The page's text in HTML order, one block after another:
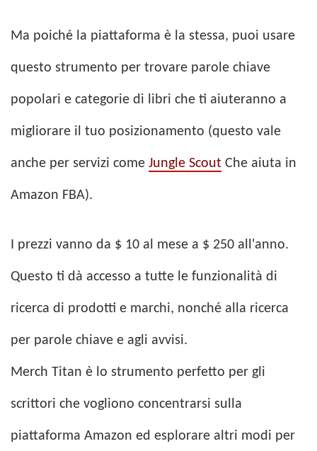
Ma poiché la piattaforma è la stessa, puoi usare
questo strumento per trovare parole chiave
popolari e categorie di libri che ti aiuteranno a
migliorare il tuo posizionamento (questo vale
anche per servizi come Jungle Scout Che aiuta in
Amazon FBA).
I prezzi vanno da $ 10 al mese a $ 250 all'anno.
Questo ti dà accesso a tutte le funzionalità di
ricerca di prodotti e marchi, nonché alla ricerca
per parole chiave e agli avvisi.
Merch Titan è lo strumento perfetto per gli
scrittori che vogliono concentrarsi sulla
piattaforma Amazon ed esplorare altri modi per